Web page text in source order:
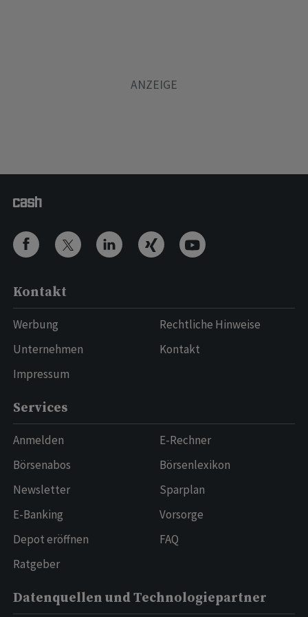
Kontakt
Werbung
Unternehmen
Impressum
Rechtliche Hinweise
Kontakt
Services
Anmelden
Börsenabos
Newsletter
E-Banking
Depot eröffnen
Ratgeber
E-Rechner
Börsenlexikon
Sparplan
Vorsorge
FAQ
Datenquellen und Technologiepartner